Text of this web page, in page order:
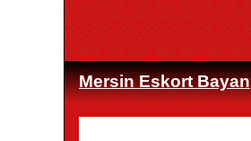
Mersin Eskort Bayan